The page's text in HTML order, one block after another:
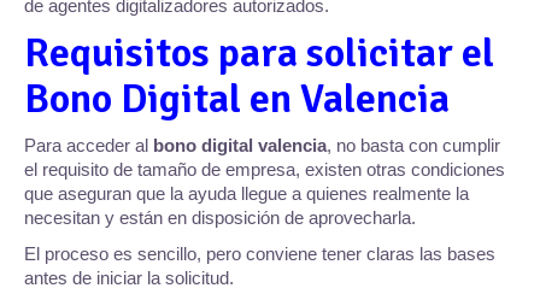
de agentes digitalizadores autorizados.
Requisitos para solicitar el
Bono Digital en Valencia
Para acceder al bono digital valencia, no basta con cumplir
el requisito de tamaño de empresa, existen otras condiciones
que aseguran que la ayuda llegue a quienes realmente la
necesitan y están en disposición de aprovecharla.
El proceso es sencillo, pero conviene tener claras las bases
antes de iniciar la solicitud.